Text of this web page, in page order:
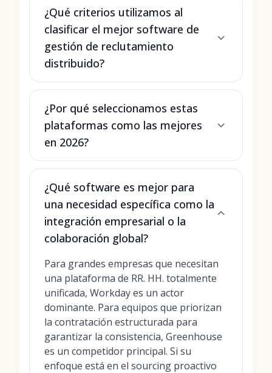
¿Qué criterios utilizamos al
clasificar el mejor software de
gestión de reclutamiento
distribuido?
¿Por qué seleccionamos estas
plataformas como las mejores
en 2026?
¿Qué software es mejor para
una necesidad específica como la
integración empresarial o la
colaboración global?
Para grandes empresas que necesitan
una plataforma de RR. HH. totalmente
unificada, Workday es un actor
dominante. Para equipos que priorizan
la contratación estructurada para
garantizar la consistencia, Greenhouse
es un competidor principal. Si su
enfoque está en el sourcing proactivo